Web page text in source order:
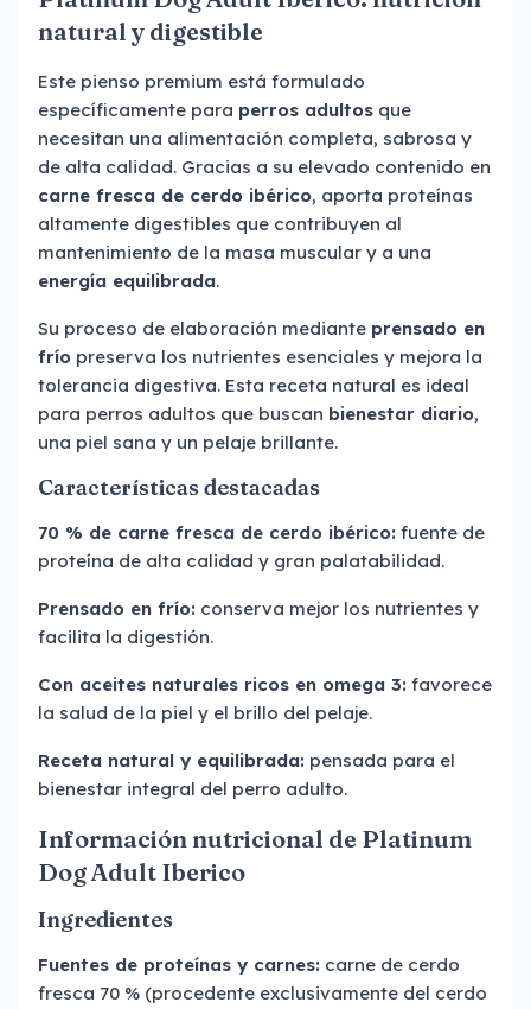
natural y digestible
Este pienso premium está formulado
específicamente para perros adultos que
necesitan una alimentación completa, sabrosa y
de alta calidad. Gracias a su elevado contenido en
carne fresca de cerdo ibérico, aporta proteínas
altamente digestibles que contribuyen al
mantenimiento de la masa muscular y a una
energía equilibrada.
Su proceso de elaboración mediante prensado en
frío preserva los nutrientes esenciales y mejora la
tolerancia digestiva. Esta receta natural es ideal
para perros adultos que buscan bienestar diario,
una piel sana y un pelaje brillante.
Características destacadas
70 % de carne fresca de cerdo ibérico: fuente de
proteína de alta calidad y gran palatabilidad.
Prensado en frío: conserva mejor los nutrientes y
facilita la digestión.
Con aceites naturales ricos en omega 3: favorece
la salud de la piel y el brillo del pelaje.
Receta natural y equilibrada: pensada para el
bienestar integral del perro adulto.
Información nutricional de Platinum
Dog Adult Iberico
Ingredientes
Fuentes de proteínas y carnes: carne de cerdo
fresca 70 % (procedente exclusivamente del cerdo